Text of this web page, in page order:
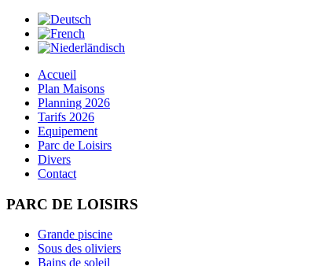
Accueil
Plan Maisons
Planning 2026
Tarifs 2026
Equipement
Parc de Loisirs
Divers
Contact
PARC DE LOISIRS
Grande piscine
Sous des oliviers
Bains de soleil